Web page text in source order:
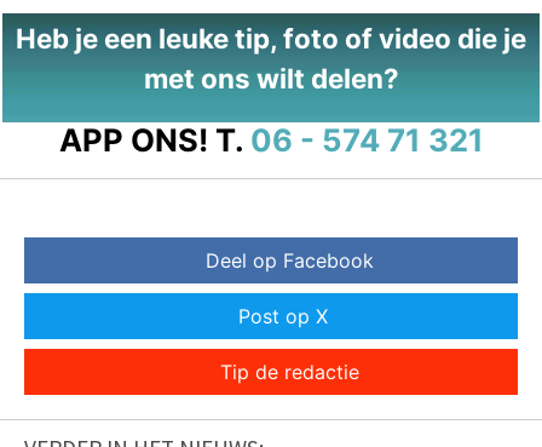
Heb je een leuke tip, foto of video die je
met ons wilt delen?
APP ONS! T. 06 - 574 71 321
Deel op Facebook
Post op X
Tip de redactie